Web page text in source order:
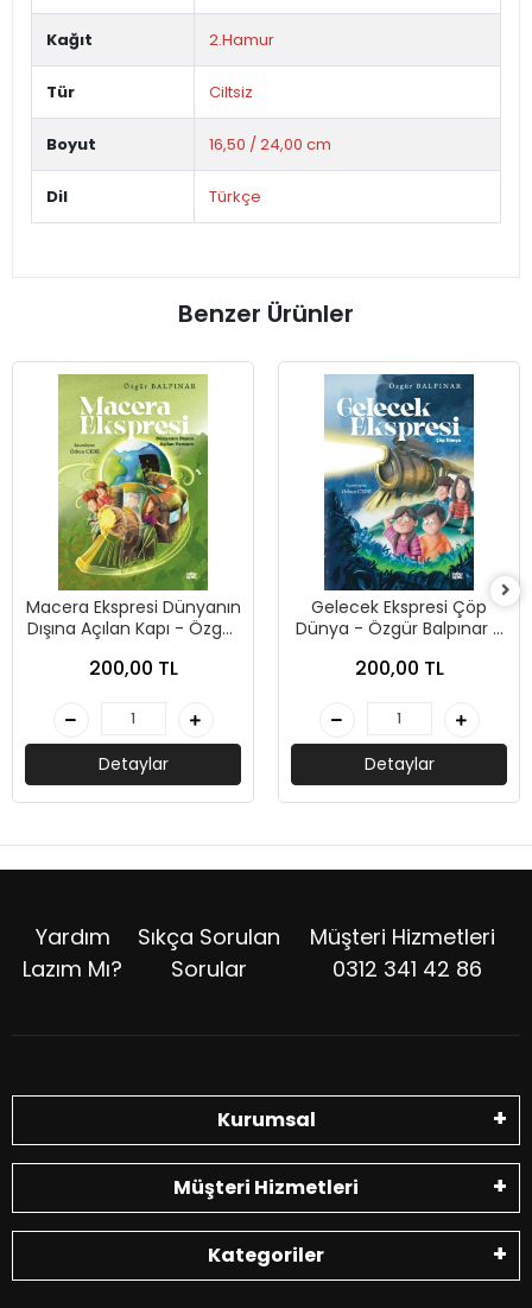
Kağıt 2.Hamur
Tür Ciltsiz
Boyut 16,50 / 24,00 cm
Dil Türkçe
Benzer Ürünler
Macera Ekspresi Dünyanın
Dışına Açılan Kapı - Özgür
200,00 TL
Detaylar
Gelecek Ekspresi Çöp
Dünya - Özgür Balpınar -
200,00 TL
Detaylar
Yardım
Lazım Mı?
Sıkça Sorulan
Sorular
Müşteri Hizmetleri
0312 341 42 86
Kurumsal
Müşteri Hizmetleri
Kategoriler